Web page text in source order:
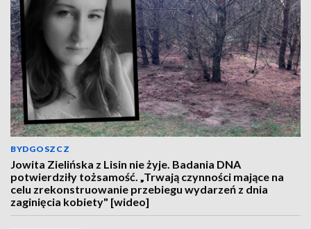
BYDGOSZCZ
Jowita Zielińska z Lisin nie żyje. Badania DNA
potwierdziły tożsamość. „Trwają czynności mające na
celu zrekonstruowanie przebiegu wydarzeń z dnia
zaginięcia kobiety" [wideo]